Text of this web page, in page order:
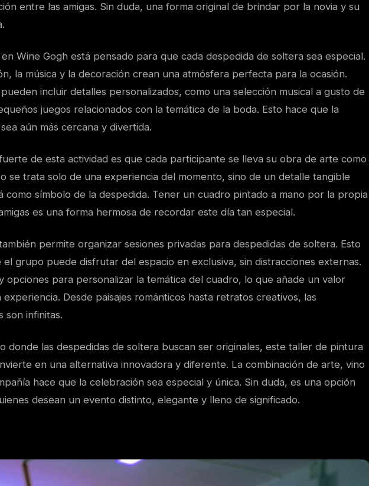
entre las amigas. Sin duda, una forma original de brindar por la novia y su
Wine Gogh está pensado para que cada despedida de soltera sea especial.
la música y la decoración crean una atmósfera perfecta para la ocasión.
incluir detalles personalizados, como una selección musical a gusto de
juegos relacionados con la temática de la boda. Esto hace que la
aún más cercana y divertida.
de esta actividad es que cada participante se lleva su obra de arte como
se trata solo de una experiencia del momento, sino de un detalle tangible
como símbolo de la despedida. Tener un cuadro pintado a mano por la propia
es una forma hermosa de recordar este día tan especial.
permite organizar sesiones privadas para despedidas de soltera. Esto
el grupo puede disfrutar del espacio en exclusiva, sin distracciones externas.
opciones para personalizar la temática del cuadro, lo que añade un valor
experiencia. Desde paisajes románticos hasta retratos creativos, las
son infinitas.
donde las despedidas de soltera buscan ser originales, este taller de pintura
en una alternativa innovadora y diferente. La combinación de arte, vino
hace que la celebración sea especial y única. Sin duda, es una opción
desean un evento distinto, elegante y lleno de significado.